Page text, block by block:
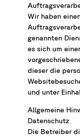
Wir haben
genannten
es sich um
dieser die
und unter
Allgemeine
Datenschutz
Die Betreiber